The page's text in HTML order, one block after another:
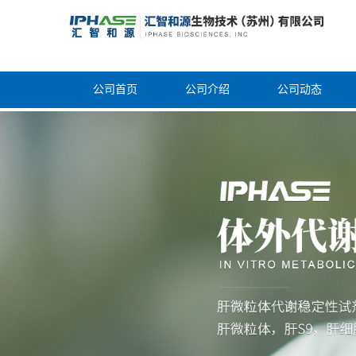
公司首页 公司介绍 公司动态